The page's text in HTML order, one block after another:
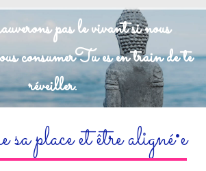
pas le vivant si nous
consumerTu es en train de te
réveiller.
place et être aligné•e